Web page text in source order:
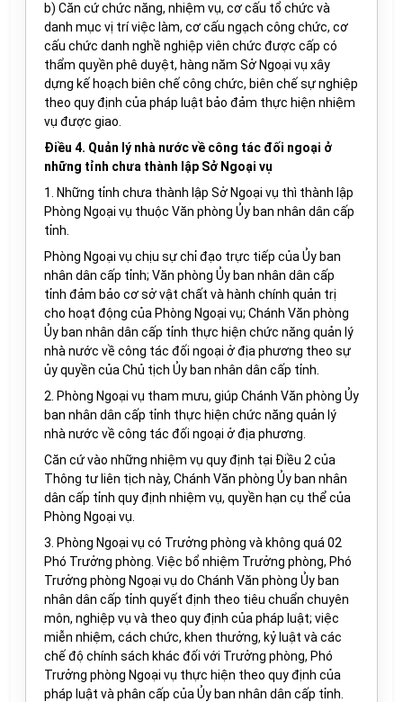
b) Căn cứ chức năng, nhiệm vụ, cơ cấu tổ chức và
danh mục vị trí việc làm, cơ cấu ngạch công chức, cơ
cấu chức danh nghề nghiệp viên chức được cấp có
thẩm quyền phê duyệt, hàng năm Sở Ngoại vụ xây
dựng kế hoạch biên chế công chức, biên chế sự nghiệp
theo quy định của pháp luật bảo đảm thực hiện nhiệm
vụ được giao.
Điều 4. Quản lý nhà nước về công tác đối ngoại ở
những tỉnh chưa thành lập Sở Ngoại vụ
1. Những tỉnh chưa thành lập Sở Ngoại vụ thì thành lập
Phòng Ngoại vụ thuộc Văn phòng Ủy ban nhân dân cấp
tỉnh.
Phòng Ngoại vụ chịu sự chỉ đạo trực tiếp của Ủy ban
nhân dân cấp tỉnh; Văn phòng Ủy ban nhân dân cấp
tỉnh đảm bảo cơ sở vật chất và hành chính quản trị
cho hoạt động của Phòng Ngoại vụ; Chánh Văn phòng
Ủy ban nhân dân cấp tỉnh thực hiện chức năng quản lý
nhà nước về công tác đối ngoại ở địa phương theo sự
ủy quyền của Chủ tịch Ủy ban nhân dân cấp tỉnh.
2. Phòng Ngoại vụ tham mưu, giúp Chánh Văn phòng Ủy
ban nhân dân cấp tỉnh thực hiện chức năng quản lý
nhà nước về công tác đối ngoại ở địa phương.
Căn cứ vào những nhiệm vụ quy định tại Điều 2 của
Thông tư liên tịch này, Chánh Văn phòng Ủy ban nhân
dân cấp tỉnh quy định nhiệm vụ, quyền hạn cụ thể của
Phòng Ngoại vụ.
3. Phòng Ngoại vụ có Trưởng phòng và không quá 02
Phó Trưởng phòng. Việc bổ nhiệm Trưởng phòng, Phó
Trưởng phòng Ngoại vụ do Chánh Văn phòng Ủy ban
nhân dân cấp tỉnh quyết định theo tiêu chuẩn chuyên
môn, nghiệp vụ và theo quy định của pháp luật; việc
miễn nhiệm, cách chức, khen thưởng, kỷ luật và các
chế độ chính sách khác đối với Trưởng phòng, Phó
Trưởng phòng Ngoại vụ thực hiện theo quy định của
pháp luật và phân cấp của Ủy ban nhân dân cấp tỉnh.